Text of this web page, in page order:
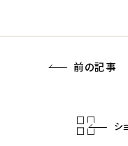
前の記事
シ